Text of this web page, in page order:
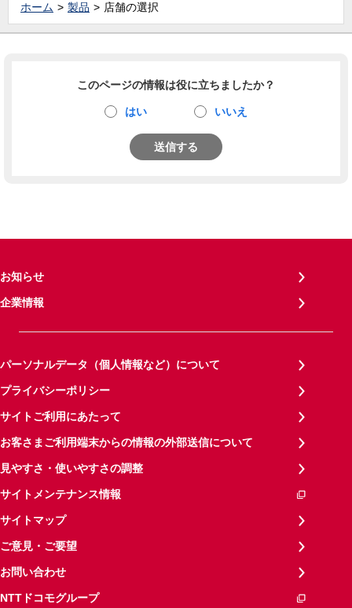
ホーム 製品 店舗の選択
このページの情報は役に立ちましたか？
はい いいえ
送信する
お知らせ
企業情報
パーソナルデータ（個人情報など）について
プライバシーポリシー
サイトご利用にあたって
お客さまご利用端末からの情報の外部送信について
見やすさ・使いやすさの調整
サイトメンテナンス情報
サイトマップ
ご意見・ご要望
お問い合わせ
NTTドコモグループ